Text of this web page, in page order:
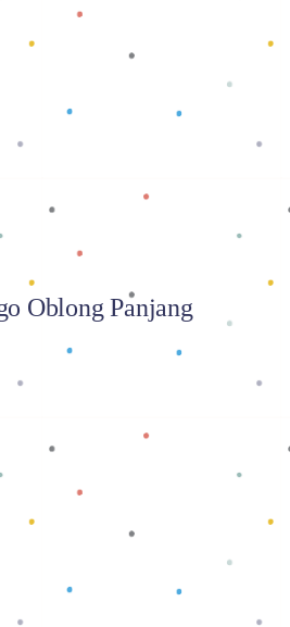
selengkapnya
Oblong Panjang